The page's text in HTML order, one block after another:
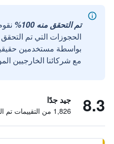
تم التحقق منه 100%
الحجوزات التي تم
مع شركائنا الخارجيين
8.3 جيد جدًا
1,826 من التقييمات تم التحقق منها